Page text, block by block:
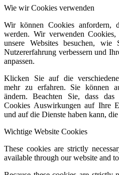
Wie wir Cookies verwenden
Wir können Cookies anfordern,
werden. Wir verwenden
unsere Websites besuchen,
Nutzererfahrung verbessern und
anpassen.
Klicken Sie auf die
mehr zu erfahren. Sie können
ändern. Beachten Sie, dass
Cookies Auswirkungen auf Ihre
und auf die Dienste haben kann,
Wichtige Website Cookies
These cookies are strictly
available through our website and